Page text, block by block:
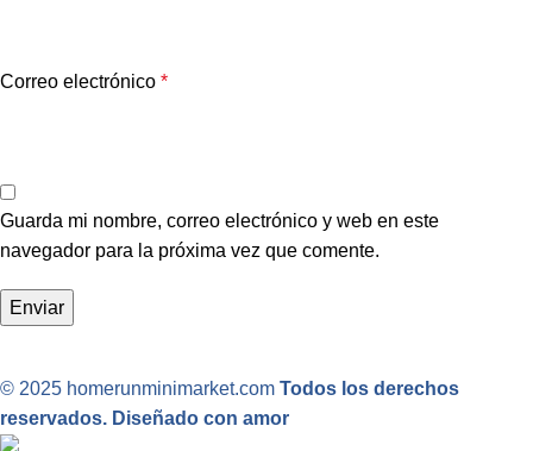
Correo electrónico *
Guarda mi nombre, correo electrónico y web en este
navegador para la próxima vez que comente.
© 2025 homerunminimarket.com Todos los derechos
reservados. Diseñado con amor